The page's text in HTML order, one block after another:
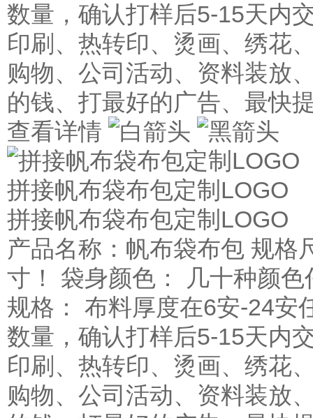
数量，确认打样后5-15天内
印刷、热转印、烫画、绣花
购物、公司活动、资料装放
的钱、打最好的广告、最快
查看详情
拼接帆布袋布包定制LOGO
拼接帆布袋布包定制LOGO
产品名称：帆布袋布包 规格
寸！ 袋身颜色： 几十种颜
规格： 布料厚度在6安-24安
数量，确认打样后5-15天内
印刷、热转印、烫画、绣花
购物、公司活动、资料装放